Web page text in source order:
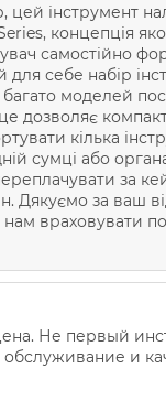
цей інструмент
концепція
самостійно
для себе набір
моделей
дозволяє
кілька
сумці або
за
Дякуємо за ваш
нам враховувати
Не первый
и